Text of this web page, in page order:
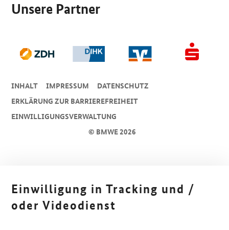
Unsere Partner
© BMWE 2026
INHALT IMPRESSUM
DA­TEN­SCHUTZ
ERKLÄRUNG ZUR BARRIEREFREIHEIT
EINWILLIGUNGSVERWALTUNG
Einwilligung in Tracking und /
oder Videodienst